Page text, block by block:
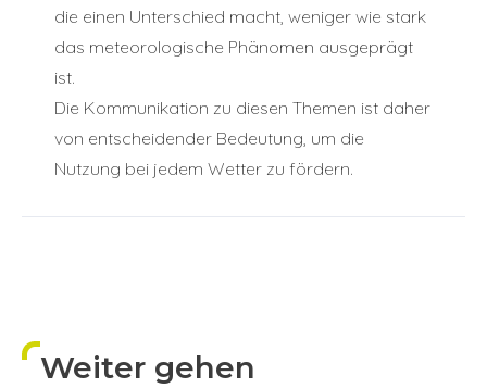
die einen Unterschied macht, weniger wie stark
das meteorologische Phänomen ausgeprägt
ist.
Die Kommunikation zu diesen Themen ist daher
von entscheidender Bedeutung, um die
Nutzung bei jedem Wetter zu fördern.
Weiter gehen